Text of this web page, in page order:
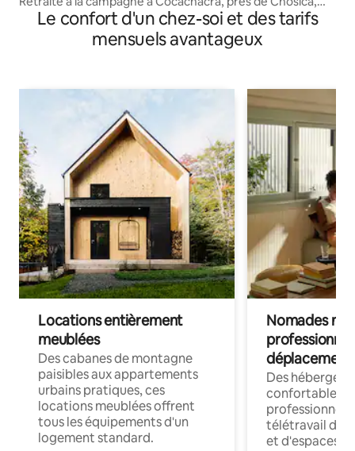
km 53Le confort d'un chez-soi et des tarifs
mensuels avantageux
Locations entièrement
meublées
Des cabanes de montagne
paisibles aux appartements
urbains pratiques, ces
locations meublées offrent
tous les équipements d'un
logement standard.
Nomades
déplacement
Des
confortables
professionnels
télétravail
et d'espaces